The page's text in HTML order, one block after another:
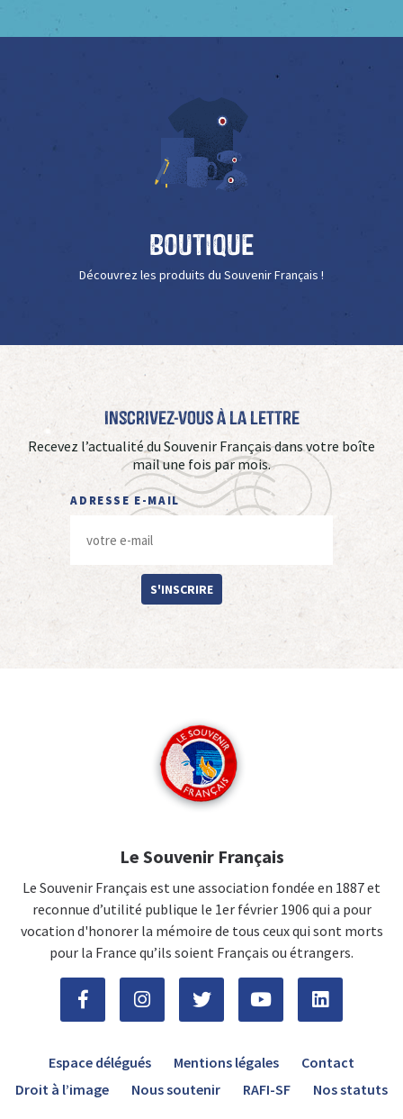
Boutique
Découvrez les produits du Souvenir Français !
Inscrivez-vous à La Lettre
Recevez l’actualité du Souvenir Français dans votre boîte
mail une fois par mois.
ADRESSE E-MAIL
S'INSCRIRE
Le Souvenir Français
Le Souvenir Français est une association fondée en 1887 et
reconnue d’utilité publique le 1er février 1906 qui a pour
vocation d'honorer la mémoire de tous ceux qui sont morts
pour la France qu’ils soient Français ou étrangers.
Espace délégués Mentions légales
Contact
Droit à l’image
Nous soutenir RAFI-SF Nos statuts